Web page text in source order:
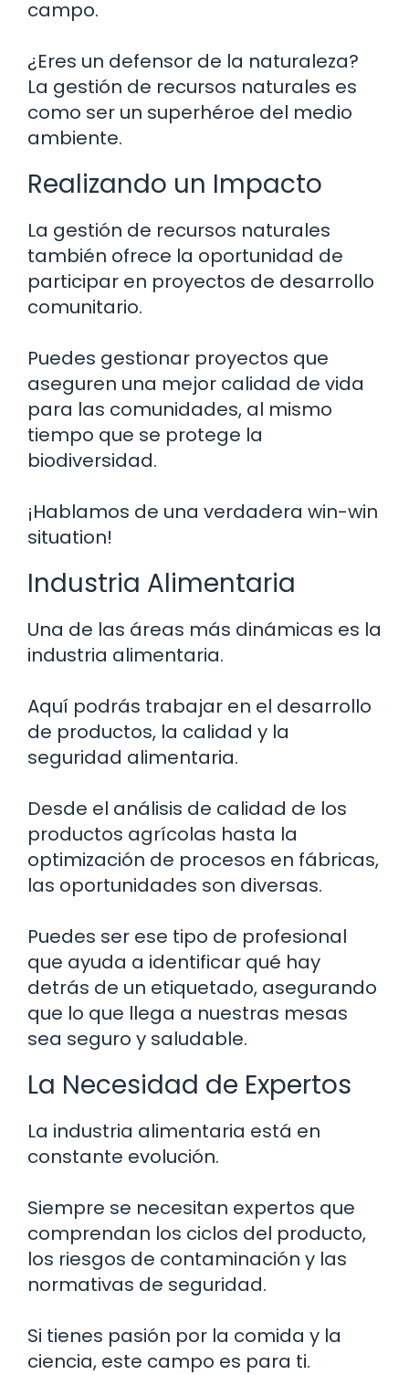
campo.
¿Eres un defensor de la naturaleza?
La gestión de recursos naturales es
como ser un superhéroe del medio
ambiente.
Realizando un Impacto
La gestión de recursos naturales
también ofrece la oportunidad de
participar en proyectos de desarrollo
comunitario.
Puedes gestionar proyectos que
aseguren una mejor calidad de vida
para las comunidades, al mismo
tiempo que se protege la
biodiversidad.
¡Hablamos de una verdadera win-win
situation!
Industria Alimentaria
Una de las áreas más dinámicas es la
industria alimentaria.
Aquí podrás trabajar en el desarrollo
de productos, la calidad y la
seguridad alimentaria.
Desde el análisis de calidad de los
productos agrícolas hasta la
optimización de procesos en fábricas,
las oportunidades son diversas.
Puedes ser ese tipo de profesional
que ayuda a identificar qué hay
detrás de un etiquetado, asegurando
que lo que llega a nuestras mesas
sea seguro y saludable.
La Necesidad de Expertos
La industria alimentaria está en
constante evolución.
Siempre se necesitan expertos que
comprendan los ciclos del producto,
los riesgos de contaminación y las
normativas de seguridad.
Si tienes pasión por la comida y la
ciencia, este campo es para ti.